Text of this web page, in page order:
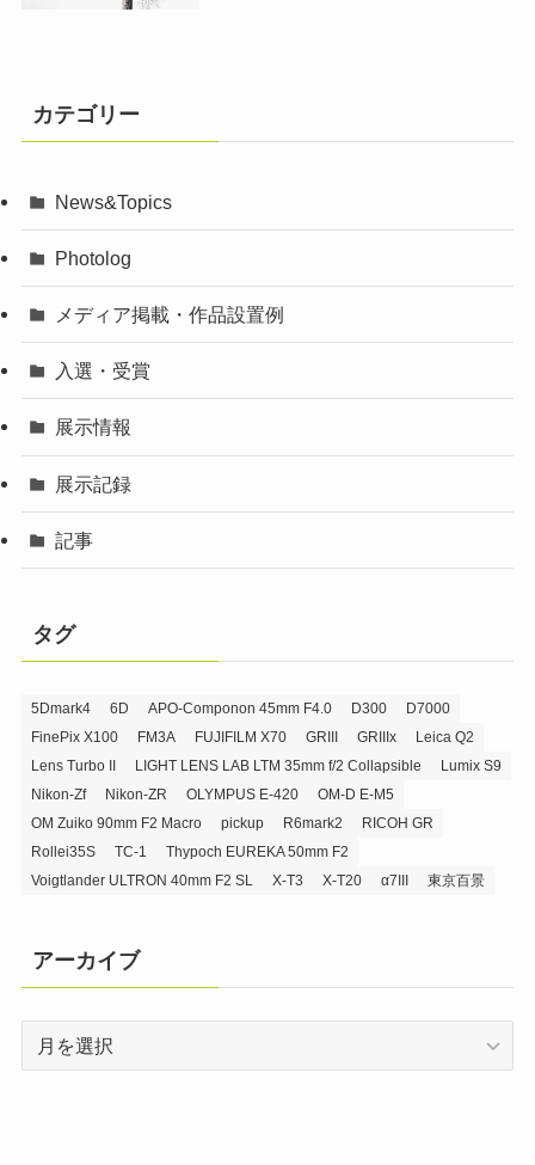
カテゴリー
News&Topics
Photolog
メディア掲載・作品設置例
入選・受賞
展示情報
展示記録
記事
タグ
5Dmark4 6D APO-Componon 45mm F4.0 D300
D7000
FinePix X100
FM3A FUJIFILM X70 GRIII GRIIIx
Leica Q2
Lens Turbo II
LIGHT LENS LAB LTM 35mm f/2 Collapsible
Lumix S9
Nikon-Zf
Nikon-ZR OLYMPUS E-420
OM-D E-M5
OM Zuiko 90mm F2 Macro
pickup R6mark2
RICOH GR
Rollei35S
TC-1
Thypoch EUREKA 50mm F2
Voigtlander ULTRON 40mm F2 SL
X-T3 X-T20 α7III 東京百景
アーカイブ